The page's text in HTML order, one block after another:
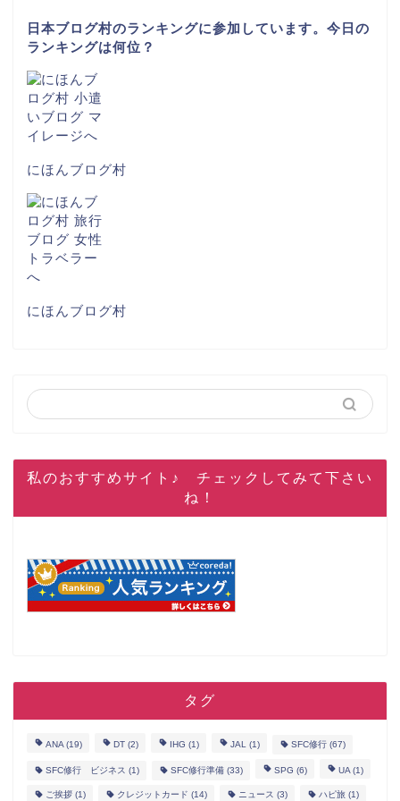
日本ブログ村のランキングに参加しています。今日の
ランキングは何位？
にほんブログ村
にほんブログ村
私のおすすめサイト♪ チェックしてみて下さい
ね！
タグ
ANA (19) DT (2) IHG (1) JAL (1) SFC修行 (67)
SFC修行 ビジネス (1) SFC修行準備 (33) SPG (6) UA (1)
ご挨拶 (1) クレジットカード (14) ニュース (3) ハピ旅 (1)